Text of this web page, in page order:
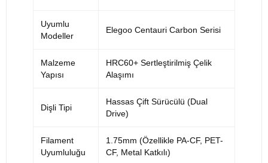
Uyumlu
Modeller
Elegoo Centauri Carbon Serisi
Malzeme
Yapısı
HRC60+ Sertleştirilmiş Çelik
Alaşımı
Dişli Tipi
Hassas Çift Sürücülü (Dual
Drive)
Filament
Uyumluluğu
1.75mm (Özellikle PA-CF, PET-
CF, Metal Katkılı)